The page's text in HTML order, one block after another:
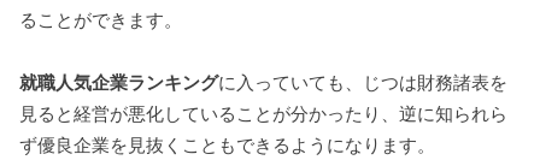
ることができます。
就職人気企業ランキングに入っていても、じつは財務諸表を
見ると経営が悪化していることが分かったり、逆に知られら
ず優良企業を見抜くこともできるようになります。